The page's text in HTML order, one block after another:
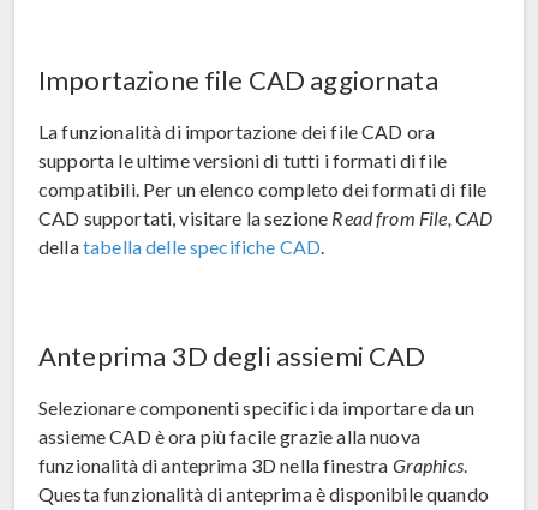
Importazione file CAD aggiornata
La funzionalità di importazione dei file CAD ora
supporta le ultime versioni di tutti i formati di file
compatibili. Per un elenco completo dei formati di file
CAD supportati, visitare la sezione Read from File, CAD
dellatabella delle specifiche CAD.
Anteprima 3D degli assiemi CAD
Selezionare componenti specifici da importare da un
assieme CAD è ora più facile grazie alla nuova
funzionalità di anteprima 3D nella finestra Graphics.
Questa funzionalità di anteprima è disponibile quando